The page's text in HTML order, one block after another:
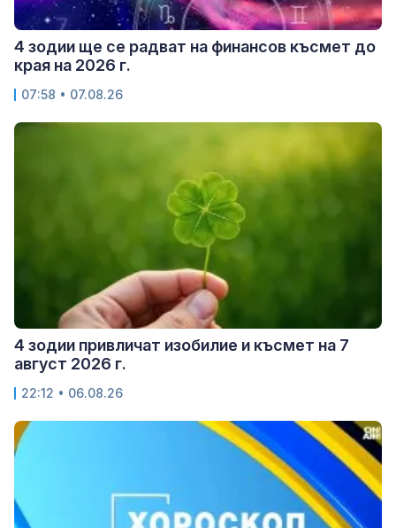
4 зодии ще се радват на финансов късмет до
края на 2026 г.
07:58 • 07.08.26
4 зодии привличат изобилие и късмет на 7
август 2026 г.
22:12 • 06.08.26